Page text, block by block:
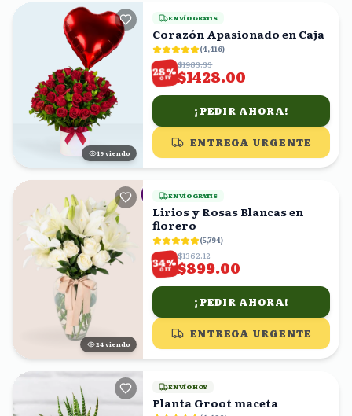
18 viendo
ENVÍO GRATIS
Corazón Apasionado en Caja
(4,416)
28%
OFF
$1983.33
$1428.00
¡PEDIR AHORA!
ENTREGA URGENTE
25 viendo
ENVÍO GRATIS
Lirios y Rosas Blancas en
florero
(5,794)
34%
OFF
$1362.12
$899.00
¡PEDIR AHORA!
ENTREGA URGENTE
ENVÍO HOY
Planta Groot maceta